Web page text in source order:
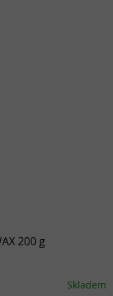
200 g
Skladem